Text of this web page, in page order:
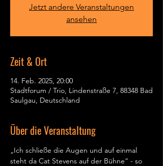
Jetzt andere Veranstaltungen
ansehen
Zeit & Ort
14. Feb. 2025, 20:00
Stadtforum / Trio, Lindenstraße 7, 88348 Bad
Saulgau, Deutschland
Über die Veranstaltung
„Ich schließe die Augen und auf einmal
steht da Cat Stevens auf der Bühne“ - so